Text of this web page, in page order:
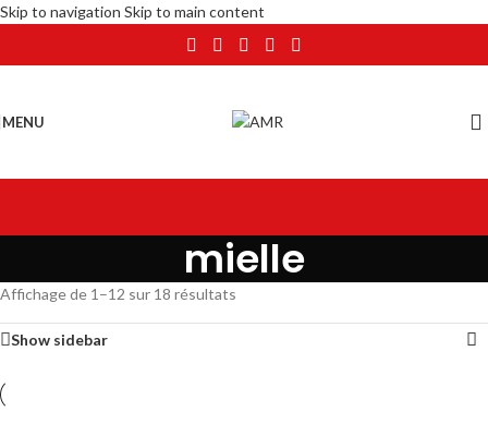
Skip to navigation Skip to main content
MENU
mielle
Affichage de 1–12 sur 18 résultats
Show sidebar